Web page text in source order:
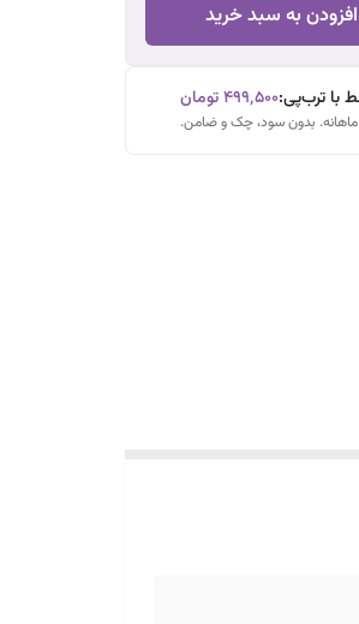
افزودن به سبد خرید
با ترب‌پی:۴۹۹٬۵۰۰تومان